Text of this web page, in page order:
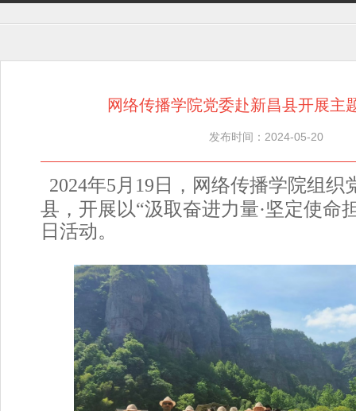
网络传播学院党委赴新昌县开展主
发布时间：2024-05-20
2024年5月19日，网络传播学院组织
县，开展以“汲取奋进力量·坚定使命
日活动。